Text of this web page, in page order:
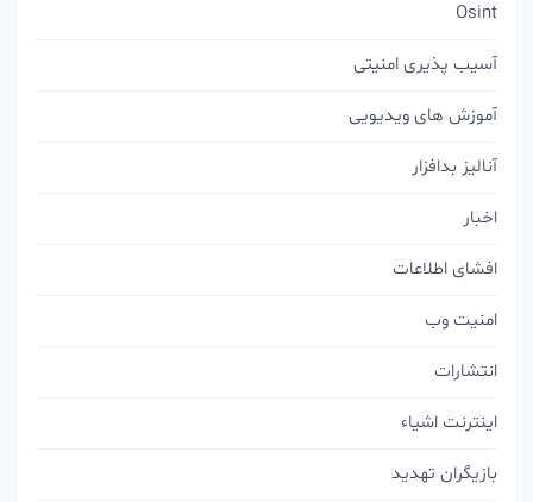
Osint
آسیب پذیری امنیتی
آموزش های ویدیویی
آنالیز بدافزار
افشای اطلاعات
امنیت وب
انتشارات
اینترنت اشیاء
بازیگران تهدید